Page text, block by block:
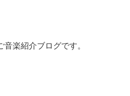
楽紹介ブログです。